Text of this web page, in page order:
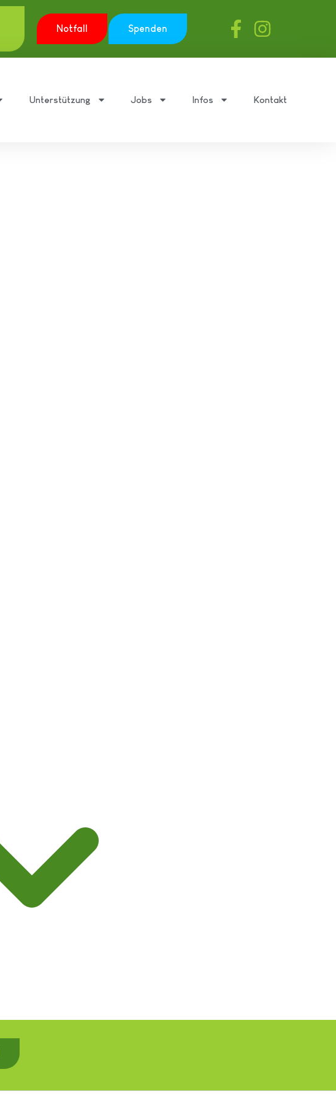
Notfall Spenden
Unterstützung Jobs Infos Kontakt